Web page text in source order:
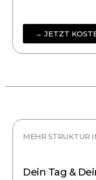
→ JETZT
MEHR STRUKTUR
Dein Tag &